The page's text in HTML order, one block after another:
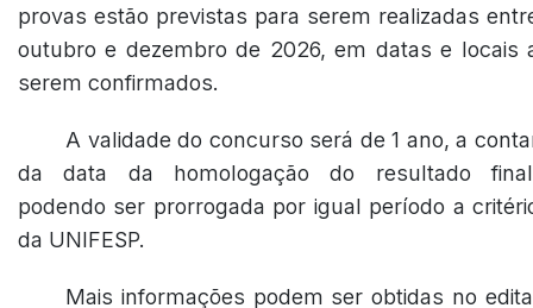
provas estão previstas para serem realizadas
outubro e dezembro de 2026, em datas e locais
serem confirmados.
A validade do concurso será de 1 ano, a
da data da homologação do resultado
podendo ser prorrogada por igual período a
da UNIFESP.
Mais informações podem ser obtidas no